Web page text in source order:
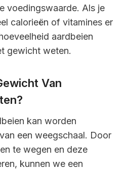
voedingswaarde. Als je
calorieën of vitamines er
aardbeien
gewicht weten.
Van
kan worden
een weegschaal. Door
te wegen en deze
kunnen we een